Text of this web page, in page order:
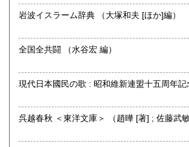
定休日：毎週火曜日
熊本県内出張いたします。特に古文書・貴重
本のご売却をご検討の方は所在地に関係な
学術書・趣味サブカル系および一般書籍に
しております。出張または持ち込みのご相談
メールにておうけいたします。
(これらの種類の書籍は原則熊本県内の方に
岩波イスラーム辞典 （大塚和夫 [ほか]編）
全国全共闘 （水谷宏 編）
現代日本國民の歌 : 昭和維新連盟十五周年記
呉越春秋 ＜東洋文庫＞ （趙曄 [著] ; 佐